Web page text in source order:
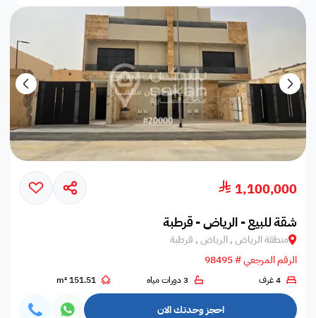
1,100,000
شقة للبيع - الرياض - قرطبة
منطقة الرياض , الرياض , قرطبة
الرقم المرجعي # 98495
4 غرف 3 دورات مياه 151.51 m²
احجز وحدتك الان